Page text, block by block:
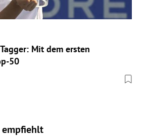
Mit dem ersten
50
empfiehlt